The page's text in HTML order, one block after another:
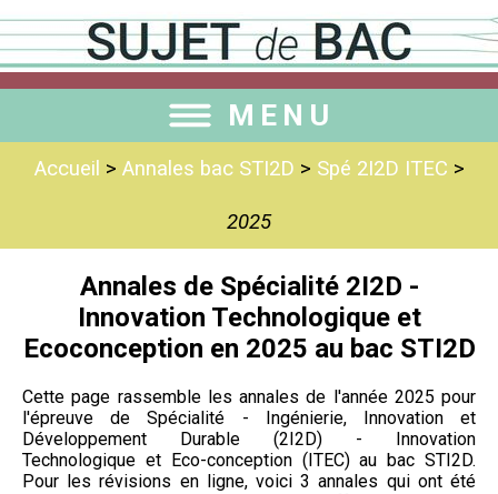
MENU
Accueil > Annales bac STI2D > Spé 2I2D ITEC >
2025
Annales de Spécialité 2I2D -
Innovation Technologique et
Ecoconception en 2025 au bac STI2D
Cette page rassemble les annales de l'année 2025 pour
l'épreuve de Spécialité - Ingénierie, Innovation et
Développement Durable (2I2D) - Innovation
Technologique et Eco-conception (ITEC) au bac STI2D.
Pour les révisions en ligne, voici 3 annales qui ont été